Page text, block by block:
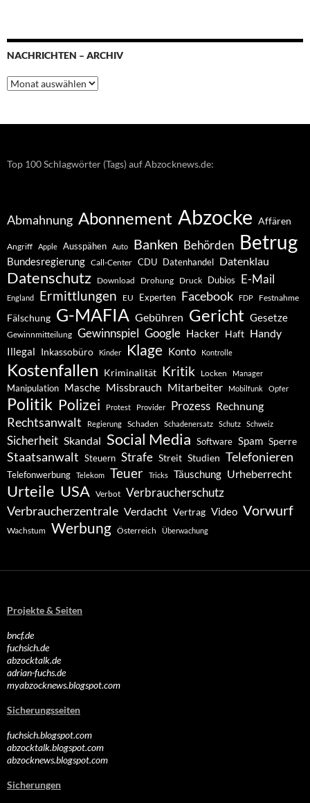
NACHRICHTEN – ARCHIV
Nachrichten
–
Top 100 Schlagwörter (Tags) auf Abzocknews.de:
Abmahnung Abonnement Abzocke Affären
Angriff Apple Ausspähen Auto Banken Behörden Betrug
Bundesregierung Call-Center CDU Datenhandel Datenklau
Datenschutz Download Drohung Druck Dubios E-Mail
England Ermittlungen EU Experten Facebook FDP Festnahme
Fälschung G-MAFIA Gebühren Gericht Gesetze
Gewinnmitteilung Gewinnspiel Google Hacker Haft Handy
Illegal Inkassobüro Kinder Klage Konto Kontrolle
Kostenfallen Kriminalität Kritik Locken Manager
Manipulation Masche Missbrauch Mitarbeiter Mobilfunk Opfer
Politik Polizei Protest Provider Prozess Rechnung
Rechtsanwalt Regierung Schaden Schadenersatz Schutz Schweiz
Sicherheit Skandal Social Media Software Spam Sperre
Staatsanwalt Steuern Strafe Streit Studien Telefonieren
Telefonwerbung Telekom Teuer Tricks Täuschung Urheberrecht
Urteile USA Verbot Verbraucherschutz
Verbraucherzentrale Verdacht Vertrag Video Vorwurf
Wachstum Werbung Österreich Überwachung
Projekte & Seiten
bncf.de
fuchsich.de
abzocktalk.de
adrian-fuchs.de
myabzocknews.blogspot.com
Sicherungsseiten
fuchsich.blogspot.com
abzocktalk.blogspot.com
abzocknews.blogspot.com
Sicherungen